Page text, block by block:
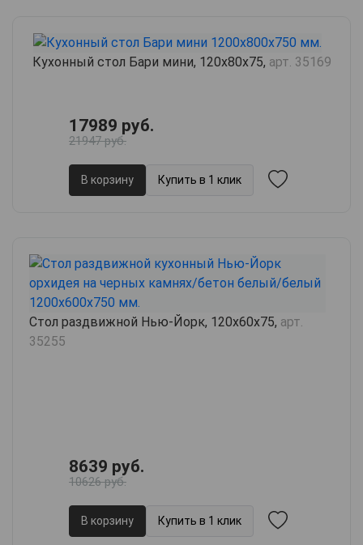
Кухонный стол Бари мини, 120х80х75, арт. 35169
17989 руб.
21947 руб.
В корзину Купить в 1 клик
Стол раздвижной Нью-Йорк, 120х60х75, арт.
35255
8639 руб.
10626 руб.
В корзину Купить в 1 клик